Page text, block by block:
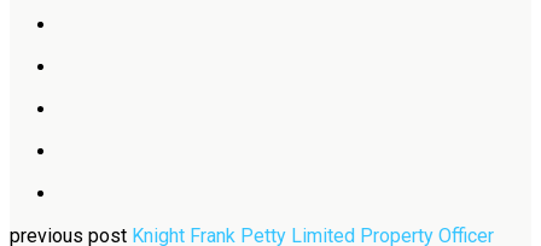
previous post Knight Frank Petty Limited Property Officer